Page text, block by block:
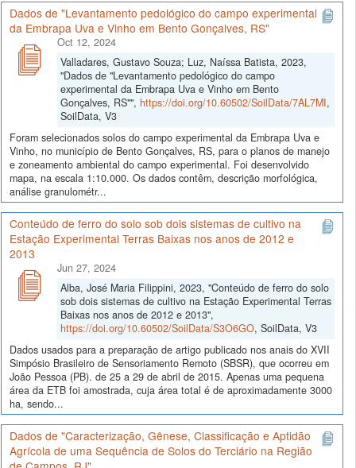
Dados de "Levantamento pedológico do campo experimental
da Embrapa Uva e Vinho em Bento Gonçalves, RS"
Oct 12, 2024
Valladares, Gustavo Souza; Luz, Naíssa Batista, 2023,
"Dados de "Levantamento pedológico do campo
experimental da Embrapa Uva e Vinho em Bento
Gonçalves, RS"", https://doi.org/10.60502/SoilData/7AL7MI,
SoilData, V3
Foram selecionados solos do campo experimental da Embrapa Uva e
Vinho, no município de Bento Gonçalves, RS, para o planos de manejo
e zoneamento ambiental do campo experimental. Foi desenvolvido
mapa, na escala 1:10.000. Os dados contêm, descrição morfológica,
análise granulométr...
Conteúdo de ferro do solo sob dois sistemas de cultivo na
Estação Experimental Terras Baixas nos anos de 2012 e
2013
Jun 27, 2024
Alba, José Maria Filippini, 2023, "Conteúdo de ferro do solo
sob dois sistemas de cultivo na Estação Experimental Terras
Baixas nos anos de 2012 e 2013",
https://doi.org/10.60502/SoilData/S3O6GO, SoilData, V3
Dados usados para a preparação de artigo publicado nos anais do XVII
Simpósio Brasileiro de Sensoriamento Remoto (SBSR), que ocorreu em
João Pessoa (PB). de 25 a 29 de abril de 2015. Apenas uma pequena
área da ETB foi amostrada, cuja área total é de aproximadamente 3000
ha, sendo...
Dados de "Caracterização, Gênese, Classificação e Aptidão
Agrícola de uma Sequência de Solos do Terciário na Região